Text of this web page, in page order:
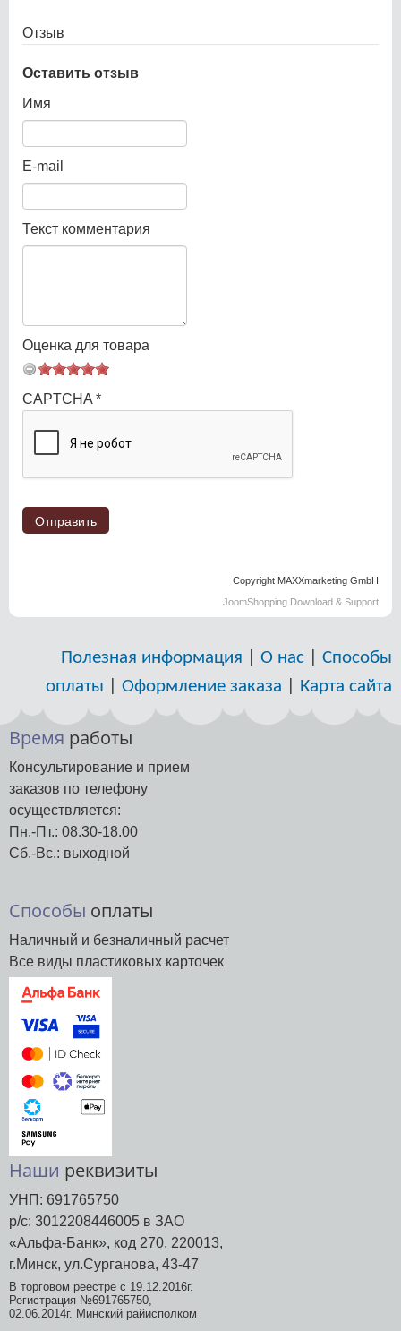
Отзыв
Оставить отзыв
Имя
E-mail
Текст комментария
Оценка для товара
CAPTCHA *
Copyright MAXXmarketing GmbH
JoomShopping Download & Support
Полезная информация О нас
Способы
оплаты
Оформление заказа Карта сайта
Время работы
Консультирование и прием
заказов по телефону
осуществляется:
Пн.-Пт.: 08.30-18.00
Сб.-Вс.: выходной
Способы оплаты
Наличный и безналичный расчет
Все виды пластиковых карточек
Наши реквизиты
УНП: 691765750
р/с: 3012208446005 в ЗАО
«Альфа-Банк», код 270, 220013,
г.Минск, ул.Сурганова, 43-47
В торговом реестре с 19.12.2016г.
Регистрация №691765750,
02.06.2014г. Минский райисполком